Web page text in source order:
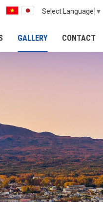
Select Language ▼
GALLERY CONTACT